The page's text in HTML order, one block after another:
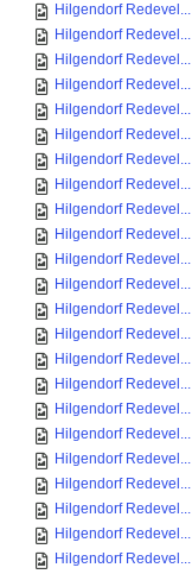
Hilgendorf Redevel...
Hilgendorf Redevel...
Hilgendorf Redevel...
Hilgendorf Redevel...
Hilgendorf Redevel...
Hilgendorf Redevel...
Hilgendorf Redevel...
Hilgendorf Redevel...
Hilgendorf Redevel...
Hilgendorf Redevel...
Hilgendorf Redevel...
Hilgendorf Redevel...
Hilgendorf Redevel...
Hilgendorf Redevel...
Hilgendorf Redevel...
Hilgendorf Redevel...
Hilgendorf Redevel...
Hilgendorf Redevel...
Hilgendorf Redevel...
Hilgendorf Redevel...
Hilgendorf Redevel...
Hilgendorf Redevel...
Hilgendorf Redevel...